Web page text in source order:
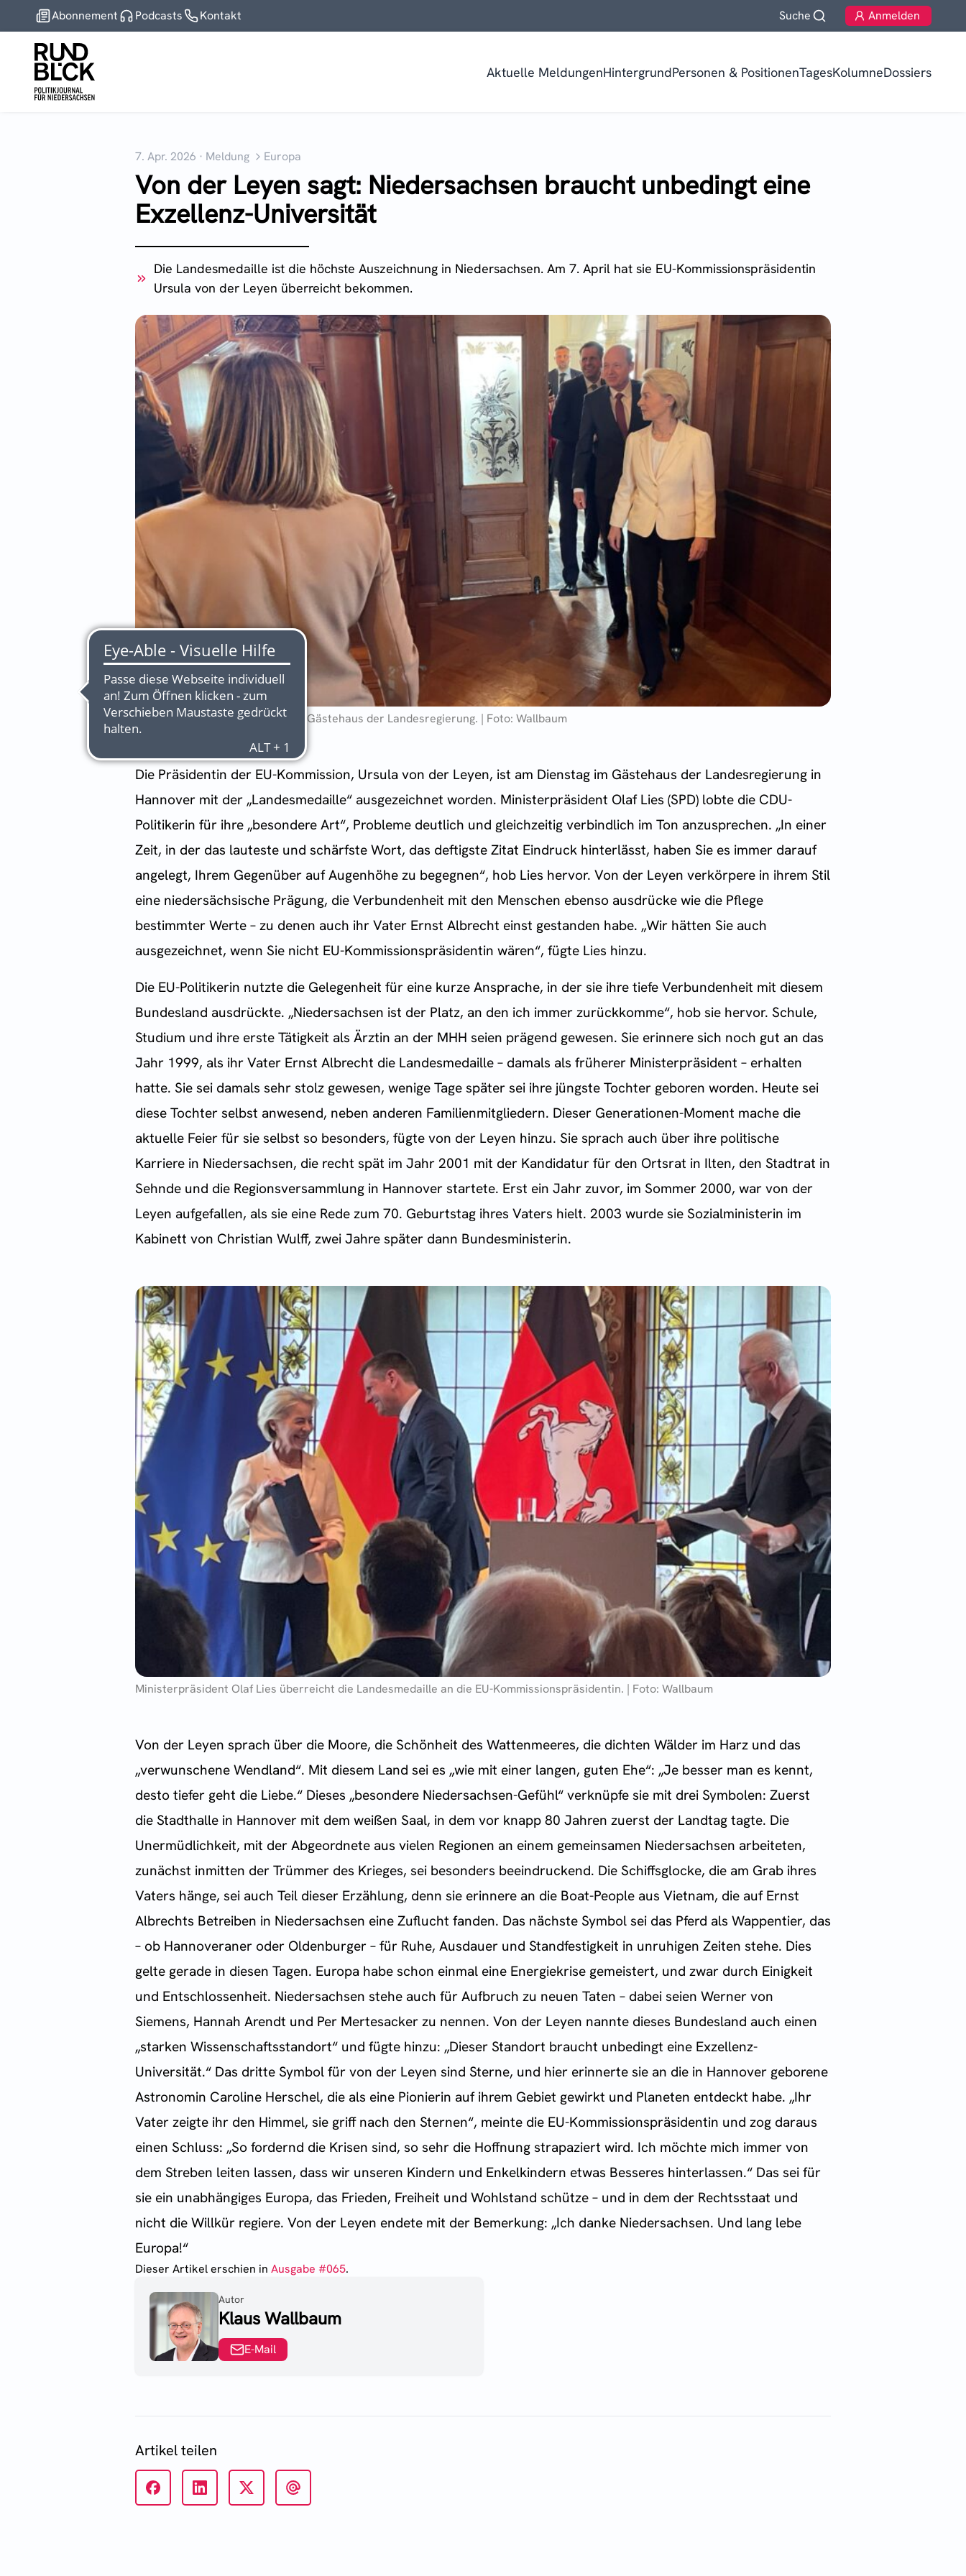
Abonnement Podcasts Kontakt Suche Anmelden
Aktuelle MeldungenHintergrundPersonen & PositionenTagesKolumneDossiers
7. Apr. 2026 · Meldung Europa
Von der Leyen sagt: Niedersachsen braucht unbedingt eine
Exzellenz-Universität
Die Landesmedaille ist die höchste Auszeichnung in Niedersachsen. Am 7. April hat sie EU-Kommissionspräsidentin
Ursula von der Leyen überreicht bekommen.
Ursula von der Leyen betritt das Gästehaus der Landesregierung. | Foto: Wallbaum
Die Präsidentin der EU-Kommission, Ursula von der Leyen, ist am Dienstag im Gästehaus der Landesregierung in
Hannover mit der „Landesmedaille“ ausgezeichnet worden. Ministerpräsident Olaf Lies (SPD) lobte die CDU-
Politikerin für ihre „besondere Art“, Probleme deutlich und gleichzeitig verbindlich im Ton anzusprechen. „In einer
Zeit, in der das lauteste und schärfste Wort, das deftigste Zitat Eindruck hinterlässt, haben Sie es immer darauf
angelegt, Ihrem Gegenüber auf Augenhöhe zu begegnen“, hob Lies hervor. Von der Leyen verkörpere in ihrem Stil
eine niedersächsische Prägung, die Verbundenheit mit den Menschen ebenso ausdrücke wie die Pflege
bestimmter Werte – zu denen auch ihr Vater Ernst Albrecht einst gestanden habe. „Wir hätten Sie auch
ausgezeichnet, wenn Sie nicht EU-Kommissionspräsidentin wären“, fügte Lies hinzu.
Die EU-Politikerin nutzte die Gelegenheit für eine kurze Ansprache, in der sie ihre tiefe Verbundenheit mit diesem
Bundesland ausdrückte. „Niedersachsen ist der Platz, an den ich immer zurückkomme“, hob sie hervor. Schule,
Studium und ihre erste Tätigkeit als Ärztin an der MHH seien prägend gewesen. Sie erinnere sich noch gut an das
Jahr 1999, als ihr Vater Ernst Albrecht die Landesmedaille – damals als früherer Ministerpräsident – erhalten
hatte. Sie sei damals sehr stolz gewesen, wenige Tage später sei ihre jüngste Tochter geboren worden. Heute sei
diese Tochter selbst anwesend, neben anderen Familienmitgliedern. Dieser Generationen-Moment mache die
aktuelle Feier für sie selbst so besonders, fügte von der Leyen hinzu. Sie sprach auch über ihre politische
Karriere in Niedersachsen, die recht spät im Jahr 2001 mit der Kandidatur für den Ortsrat in Ilten, den Stadtrat in
Sehnde und die Regionsversammlung in Hannover startete. Erst ein Jahr zuvor, im Sommer 2000, war von der
Leyen aufgefallen, als sie eine Rede zum 70. Geburtstag ihres Vaters hielt. 2003 wurde sie Sozialministerin im
Kabinett von Christian Wulff, zwei Jahre später dann Bundesministerin.
Ministerpräsident Olaf Lies überreicht die Landesmedaille an die EU-Kommissionspräsidentin. | Foto: Wallbaum
Von der Leyen sprach über die Moore, die Schönheit des Wattenmeeres, die dichten Wälder im Harz und das
„verwunschene Wendland“. Mit diesem Land sei es „wie mit einer langen, guten Ehe“: „Je besser man es kennt,
desto tiefer geht die Liebe.“ Dieses „besondere Niedersachsen-Gefühl“ verknüpfe sie mit drei Symbolen: Zuerst
die Stadthalle in Hannover mit dem weißen Saal, in dem vor knapp 80 Jahren zuerst der Landtag tagte. Die
Unermüdlichkeit, mit der Abgeordnete aus vielen Regionen an einem gemeinsamen Niedersachsen arbeiteten,
zunächst inmitten der Trümmer des Krieges, sei besonders beeindruckend. Die Schiffsglocke, die am Grab ihres
Vaters hänge, sei auch Teil dieser Erzählung, denn sie erinnere an die Boat-People aus Vietnam, die auf Ernst
Albrechts Betreiben in Niedersachsen eine Zuflucht fanden. Das nächste Symbol sei das Pferd als Wappentier, das
– ob Hannoveraner oder Oldenburger – für Ruhe, Ausdauer und Standfestigkeit in unruhigen Zeiten stehe. Dies
gelte gerade in diesen Tagen. Europa habe schon einmal eine Energiekrise gemeistert, und zwar durch Einigkeit
und Entschlossenheit. Niedersachsen stehe auch für Aufbruch zu neuen Taten – dabei seien Werner von
Siemens, Hannah Arendt und Per Mertesacker zu nennen. Von der Leyen nannte dieses Bundesland auch einen
„starken Wissenschaftsstandort“ und fügte hinzu: „Dieser Standort braucht unbedingt eine Exzellenz-
Universität.“ Das dritte Symbol für von der Leyen sind Sterne, und hier erinnerte sie an die in Hannover geborene
Astronomin Caroline Herschel, die als eine Pionierin auf ihrem Gebiet gewirkt und Planeten entdeckt habe. „Ihr
Vater zeigte ihr den Himmel, sie griff nach den Sternen“, meinte die EU-Kommissionspräsidentin und zog daraus
einen Schluss: „So fordernd die Krisen sind, so sehr die Hoffnung strapaziert wird. Ich möchte mich immer von
dem Streben leiten lassen, dass wir unseren Kindern und Enkelkindern etwas Besseres hinterlassen.“ Das sei für
sie ein unabhängiges Europa, das Frieden, Freiheit und Wohlstand schütze – und in dem der Rechtsstaat und
nicht die Willkür regiere. Von der Leyen endete mit der Bemerkung: „Ich danke Niedersachsen. Und lang lebe
Europa!“
Dieser Artikel erschien in Ausgabe #065.
Autor
Klaus Wallbaum
E-Mail
Artikel teilen